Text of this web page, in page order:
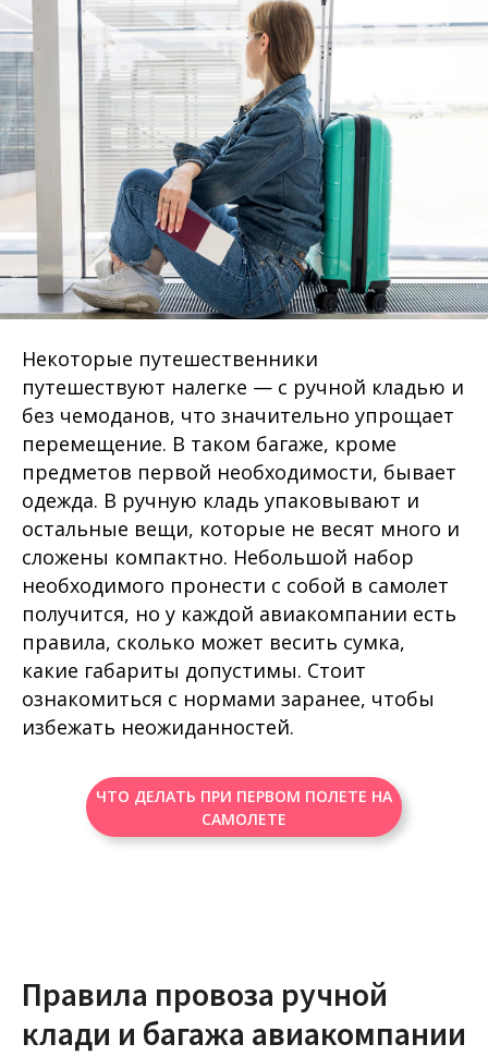
Некоторые путешественники
путешествуют налегке — с ручной кладью и
без чемоданов, что значительно упрощает
перемещение. В таком багаже, кроме
предметов первой необходимости, бывает
одежда. В ручную кладь упаковывают и
остальные вещи, которые не весят много и
сложены компактно. Небольшой набор
необходимого пронести с собой в самолет
получится, но у каждой авиакомпании есть
правила, сколько может весить сумка,
какие габариты допустимы. Стоит
ознакомиться с нормами заранее, чтобы
избежать неожиданностей.
ЧТО ДЕЛАТЬ ПРИ ПЕРВОМ ПОЛЕТЕ НА
САМОЛЕТЕ
Правила провоза ручной
клади и багажа авиакомпании